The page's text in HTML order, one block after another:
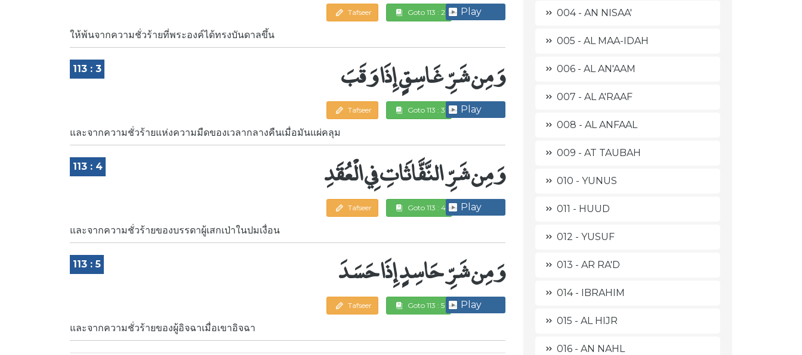
Tafseer Goto 113 : 2 Play
ให้พ้นจากความชั่วร้ายที่พระองค์ได้ทรงบันดาลขึ้น
113 : 3 وَمِن شَرِّ غَاسِقٍ إِذَا وَقَبَ
Tafseer Goto 113 : 3 Play
และจากความชั่วร้ายแห่งความมืดของเวลากลางคืนเมื่อมันแผ่คลุม
113 : 4 وَمِن شَرِّ النَّفَّاثَاتِ فِي الْعُقَدِ
Tafseer Goto 113 : 4 Play
และจากความชั่วร้ายของบรรดาผู้เสกเป่าในปมเงื่อน
113 : 5 وَمِن شَرِّ حَاسِدٍ إِذَا حَسَدَ
Tafseer Goto 113 : 5 Play
และจากความชั่วร้ายของผู้อิจฉาเมื่อเขาอิจฉา
004 - AN NISAA'
005 - AL MAA-IDAH
006 - AL AN'AAM
007 - AL A'RAAF
008 - AL ANFAAL
009 - AT TAUBAH
010 - YUNUS
011 - HUUD
012 - YUSUF
013 - AR RA'D
014 - IBRAHIM
015 - AL HIJR
016 - AN NAHL